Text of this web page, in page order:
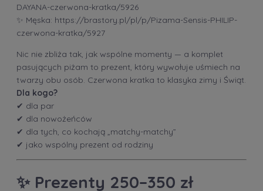
DAYANA-czerwona-kratka/5926
✨ Męska: https://brastory.pl/pl/p/Pizama-Sensis-PHILIP-
czerwona-kratka/5927
Nic nie zbliża tak, jak wspólne momenty — a komplet
pasujących piżam to prezent, który wywołuje uśmiech na
twarzy obu osób. Czerwona kratka to klasyka zimy i Świąt.
Dla kogo?
✔ dla par
✔ dla nowożeńców
✔ dla tych, co kochają „matchy-matchy”
✔ jako wspólny prezent od rodziny
✨ Prezenty 250–350 zł